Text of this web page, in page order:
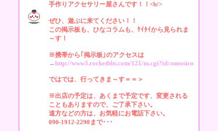
手作りアクセサリー屋さんです！！<b/>
ぜひ、遊ぶに来てください！！
この掲示板も、ひなコラムも、ｹｲﾀｲから見られま
～す！
※携帯から｢掲示板｣のアクセスは
→http://www3.rocketbbs.com/121/m.cgi?id=omosiro
ではでは、行ってきま～す＝＝＞
※出店の予定は、あくまで予定です、変更される
こともありますので、ご了承下さい。
遠方などの方は、お気軽にお電話下さい。
090-1912-2290まで･･･